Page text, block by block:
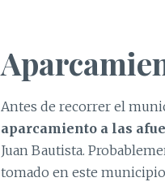
Antes de recorrer el
aparcamiento a las
Juan Bautista.
tomado en este